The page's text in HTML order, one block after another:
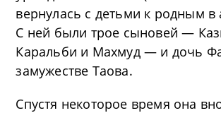
вернулась с детьми к родным в
С ней были трое сыновей —
Каральби и Махмуд — и дочь
замужестве Таова.
Спустя некоторое время она